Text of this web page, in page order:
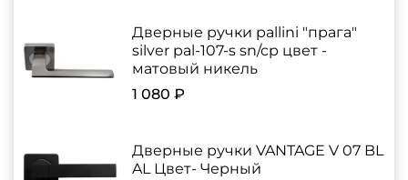
Дверные ручки pallini "прага"
silver pal-107-s sn/cp цвет -
матовый никель
1 080 ₽
Дверные ручки VANTAGE V 07 BL
AL Цвет- Черный